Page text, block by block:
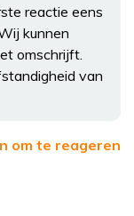
reactie eens
kunnen
omschrijft.
van
om te reageren